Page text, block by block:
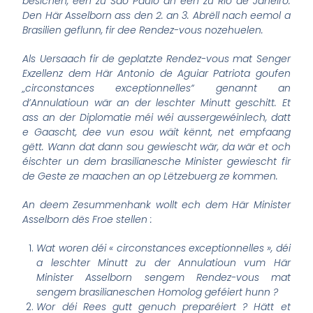
Den Här Asselborn ass den 2. an 3. Abrëll nach eemol a
Brasilien geflunn, fir dee Rendez-vous nozehuelen.
Als Uersaach fir de geplatzte Rendez-vous mat Senger
Exzellenz dem Här Antonio de Aguiar Patriota goufen
„circonstances exceptionnelles“ genannt an
d’Annulatioun wär an der leschter Minutt geschitt. Et
ass an der Diplomatie méi wéi aussergewéinlech, datt
e Gaascht, dee vun esou wäit kënnt, net empfaang
gëtt. Wann dat dann sou gewiescht wär, da wär et och
éischter un dem brasilianesche Minister gewiescht fir
de Geste ze maachen an op Lëtzebuerg ze kommen.
An deem Zesummenhank wollt ech dem Här Minister
Asselborn dës Froe stellen :
Wat woren déi « circonstances exceptionnelles », déi
a leschter Minutt zu der Annulatioun vum Här
Minister Asselborn sengem Rendez-vous mat
sengem brasilianeschen Homolog geféiert hunn ?
Wor déi Rees gutt genuch preparéiert ? Hätt et